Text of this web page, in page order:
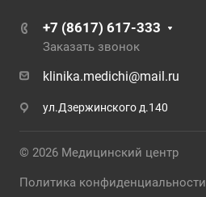
+7 (8617) 617-333
Заказать звонок
klinika.medichi@mail.ru
ул.Дзержинского д.140
© 2026 Медицинский центр
Политика конфиденциальности